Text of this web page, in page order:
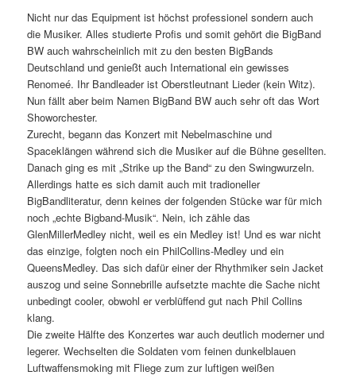
Nicht nur das Equipment ist höchst professionel sondern auch
die Musiker. Alles studierte Profis und somit gehört die BigBand
BW auch wahrscheinlich mit zu den besten BigBands
Deutschland und genießt auch International ein gewisses
Renomeé. Ihr Bandleader ist Oberstleutnant Lieder (kein Witz).
Nun fällt aber beim Namen BigBand BW auch sehr oft das Wort
Showorchester.
Zurecht, begann das Konzert mit Nebelmaschine und
Spaceklängen während sich die Musiker auf die Bühne gesellten.
Danach ging es mit „Strike up the Band“ zu den Swingwurzeln.
Allerdings hatte es sich damit auch mit tradioneller
BigBandliteratur, denn keines der folgenden Stücke war für mich
noch „echte Bigband-Musik“. Nein, ich zähle das
GlenMillerMedley nicht, weil es ein Medley ist! Und es war nicht
das einzige, folgten noch ein PhilCollins-Medley und ein
QueensMedley. Das sich dafür einer der Rhythmiker sein Jacket
auszog und seine Sonnebrille aufsetzte machte die Sache nicht
unbedingt cooler, obwohl er verblüffend gut nach Phil Collins
klang.
Die zweite Hälfte des Konzertes war auch deutlich moderner und
legerer. Wechselten die Soldaten vom feinen dunkelblauen
Luftwaffensmoking mit Fliege zum zur luftigen weißen